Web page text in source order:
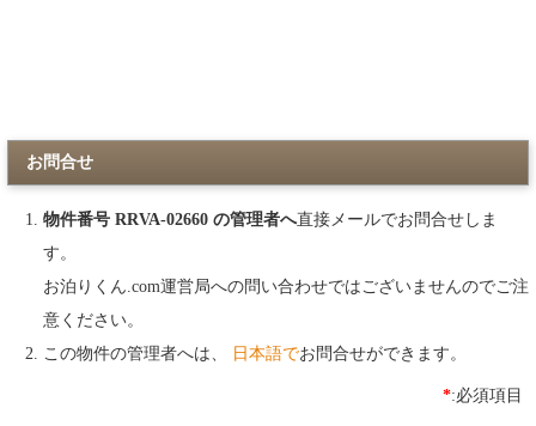
お問合せ
物件番号 RRVA-02660 の管理者へ直接メールでお問合せしま
す。
お泊りくん.com運営局への問い合わせではございませんのでご注
意ください。
この物件の管理者へは、
日本語でお問合せができます。
*:必須項目